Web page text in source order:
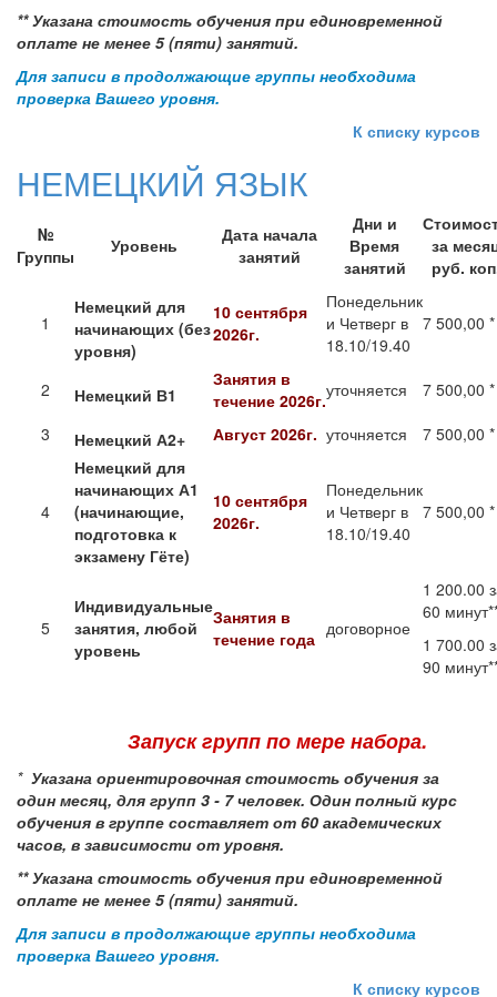
** Указана стоимость обучения при единовременной
оплате не менее 5 (пяти) занятий.
Для записи в продолжающие группы необходима
проверка Вашего уровня.
К списку курсов
НЕМЕЦКИЙ ЯЗЫК
№
Группы
Уровень
Дата начала
занятий
Дни и
Время
занятий
за
руб.
1
Немецкий для
начинающих (без
уровня)
10 сентября
2026г.
Понедельник
и Четверг в
18.10/19.40
7 500,00 *
2 Немецкий В1
Занятия в
течение 2026г.уточняется
7 500,00 *
3
Немецкий А2+ Август 2026г. уточняется 7 500,00 *
4
Немецкий для
начинающих А1
(начинающие,
подготовка к
экзамену Гёте)
10 сентября
2026г.
Понедельник
и Четверг в
18.10/19.40
7 500,00 *
5
Индивидуальные
занятия, любой
уровень
Занятия в
течение года договорное
1 200.00
60
1 700.00
90
Запуск групп по мере набора.
* Указана ориентировочная стоимость обучения за
один месяц, для групп 3 - 7 человек. Один полный курс
обучения в группе составляет от 60 академических
часов, в зависимости от уровня.
** Указана стоимость обучения при единовременной
оплате не менее 5 (пяти) занятий.
Для записи в продолжающие группы необходима
проверка Вашего уровня.
К списку курсов